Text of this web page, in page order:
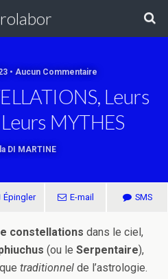
• Aucun Commentaire
Leurs
MYTHES
DI MARTINE
Épingler E-mail SMS
constellations dans le ciel,
(ou le Serpentaire),
traditionnel de l’astrologie.